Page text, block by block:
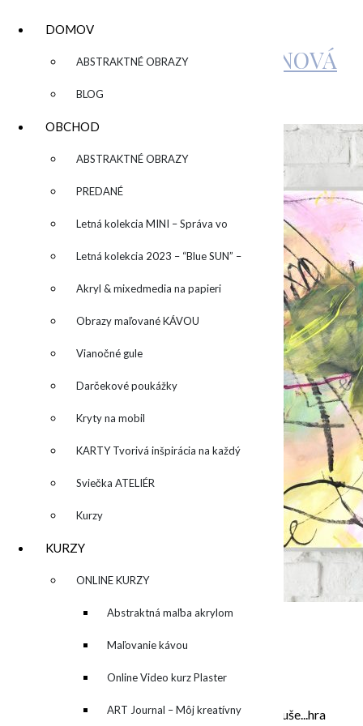
DOMOV
▼ ABSTRAKTNÉ OBRAZY
BLOG
OBCHOD
▼ ABSTRAKTNÉ OBRAZY
PREDANÉ
Letná kolekcia MINI – Správa vo
fľaši
Letná kolekcia 2023 – “Blue SUN” –
“Modré slnko”
Akryl & mixedmedia na papieri
Obrazy maľované KÁVOU
Vianočné gule
Darčekové poukážky
Kryty na mobil
KARTY Tvorivá inšpirácia na každý
deň
Sviečka ATELIÉR
Kurzy
KURZY
▼ ONLINE KURZY
▼ Abstraktná maľba akrylom
(Mixed Media)
Maľovanie kávou
Online Video kurz Plaster
ART
ART Journal – Môj kreatívny
KATARÍNA SUJOVÁ KALMANOVÁ
O MNE – ABOUT ME
Moje maľovanie je intuitívne, sú to príbehy mojej duše...hra